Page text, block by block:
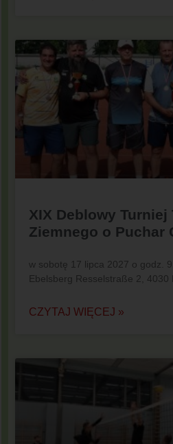
XIX Deblowy Turniej
Ziemnego o Puchar
w sobotę 17 lipca 2027 o godz.
Ebelsberg Resselstraße 2, 4030
CZYTAJ WIĘCEJ »